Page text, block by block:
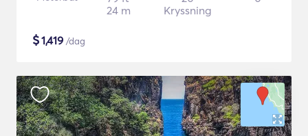
24 m
Kryssning
$1,419 /dag